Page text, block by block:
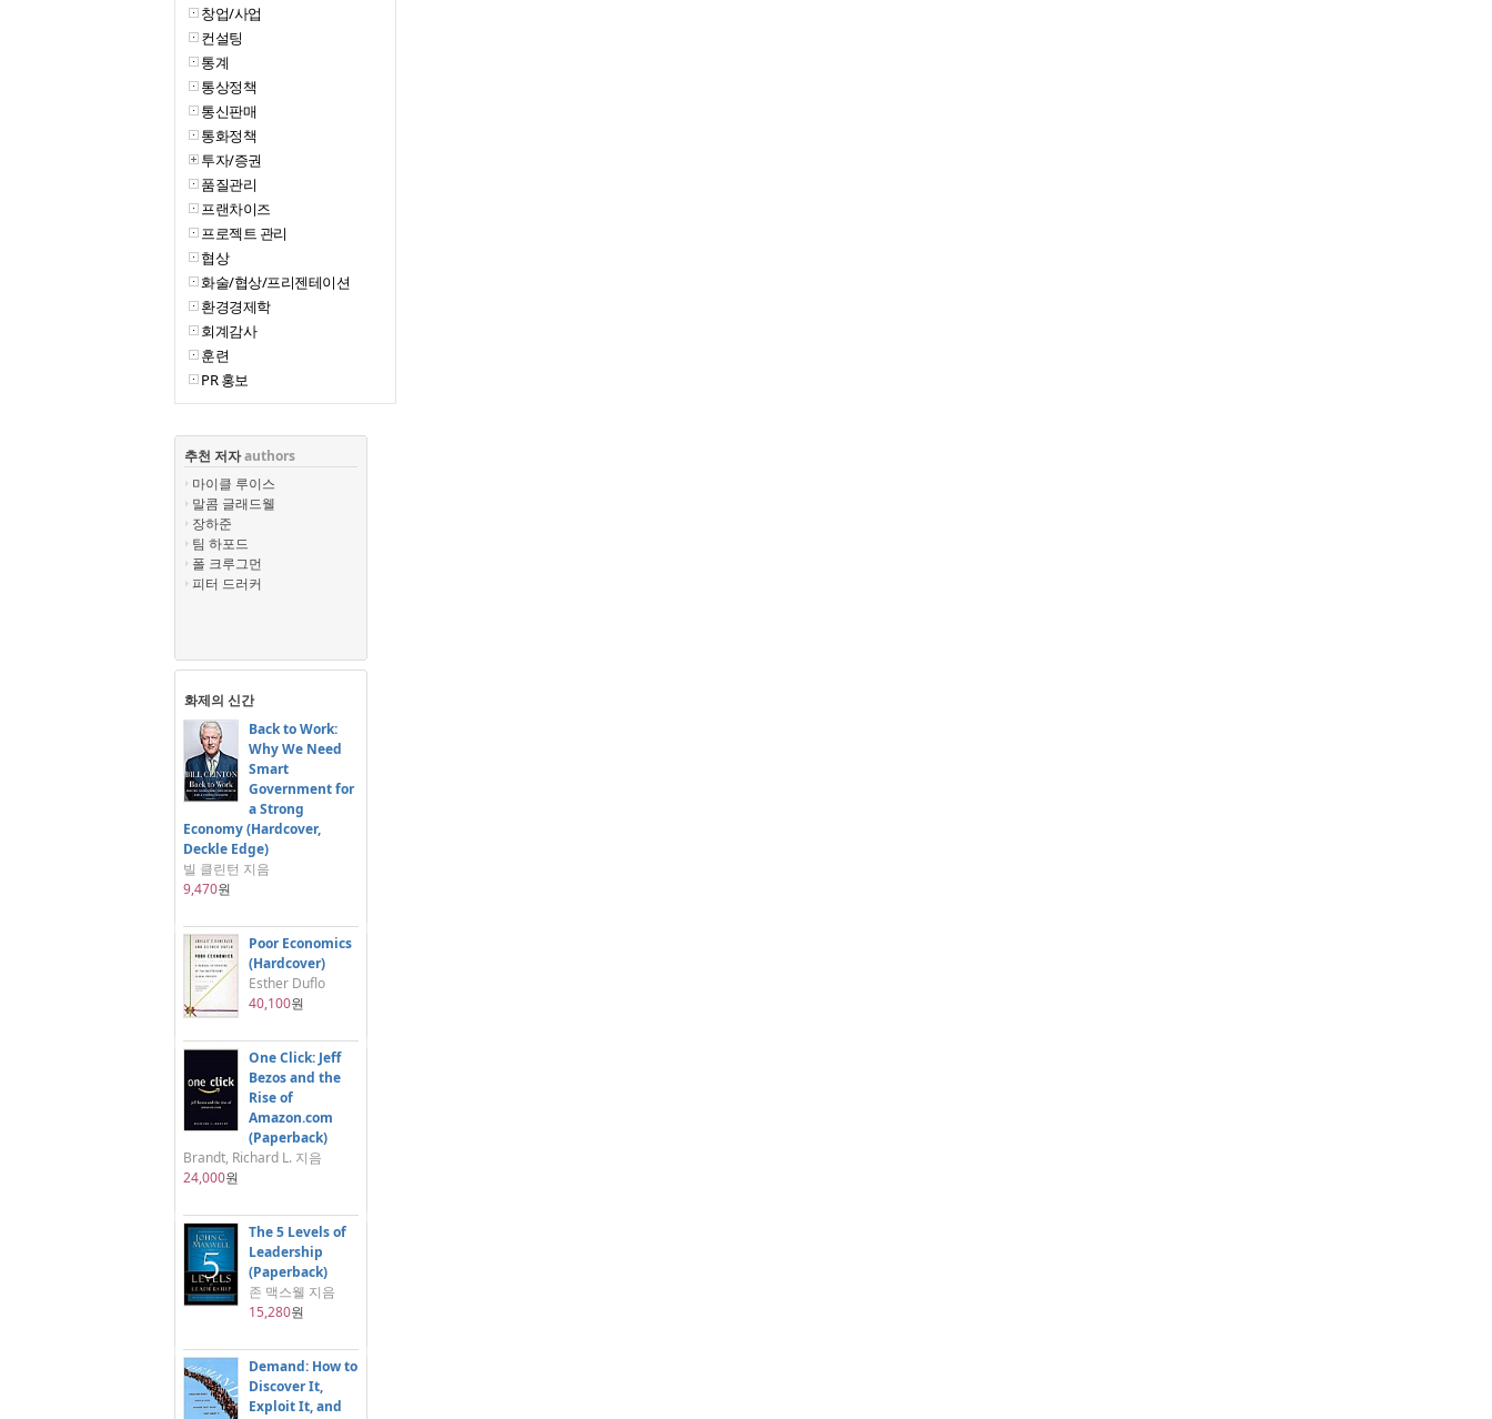
창업/사업
컨설팅
통계
통상정책
통신판매
통화정책
투자/증권
품질관리
프랜차이즈
프로젝트 관리
협상
화술/협상/프리젠테이션
환경경제학
회계감사
훈련
PR 홍보
추천 저자authors
마이클 루이스
말콤 글래드웰
장하준
팀 하포드
폴 크루그먼
피터 드러커
화제의 신간
Back to Work:
Why We Need
Smart
Government for
a Strong
Economy (Hardcover,
Deckle Edge)
빌 클린턴 지음
9,470원
Poor Economics
(Hardcover)
Esther Duflo
40,100원
One Click: Jeff
Bezos and the
Rise of
Amazon.com
(Paperback)
Brandt, Richard L. 지음
24,000원
The 5 Levels of
Leadership
(Paperback)
존 맥스웰 지음
15,280원
Demand: How to
Discover It,
Exploit It, and